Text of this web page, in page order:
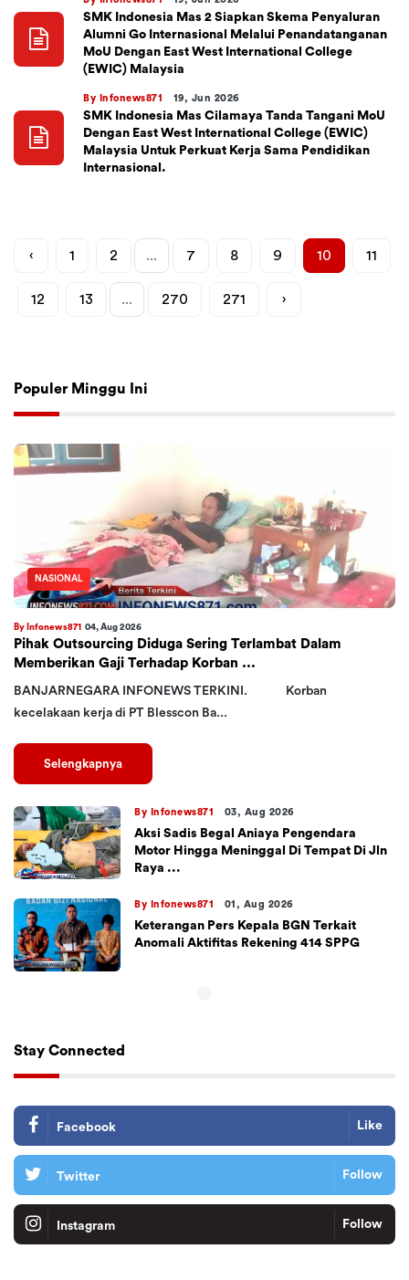
SMK Indonesia Mas 2 Siapkan Skema Penyaluran
Alumni Go Internasional Melalui Penandatanganan
MoU Dengan East West International College
(EWIC) Malaysia
By Infonews871 19, Jun 2026
SMK Indonesia Mas Cilamaya Tanda Tangani MoU
Dengan East West International College (EWIC)
Malaysia Untuk Perkuat Kerja Sama Pendidikan
Internasional.
‹ 1 2 ... 7 8 9 10 11
12 13 ... 270 271 ›
Populer Minggu Ini
NASIONAL
By Infonews871 04, Aug 2026
Pihak Outsourcing Diduga Sering Terlambat Dalam
Memberikan Gaji Terhadap Korban ...
BANJARNEGARA INFONEWS TERKINI. Korban
kecelakaan kerja di PT Blesscon Ba...
Selengkapnya
By Infonews871 03, Aug 2026
Aksi Sadis Begal Aniaya Pengendara
Motor Hingga Meninggal Di Tempat Di Jln
Raya ...
By Infonews871 01, Aug 2026
Keterangan Pers Kepala BGN Terkait
Anomali Aktifitas Rekening 414 SPPG
Stay Connected
Facebook Like
Twitter Follow
Instagram Follow